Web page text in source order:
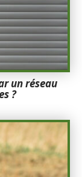
un réseau
?